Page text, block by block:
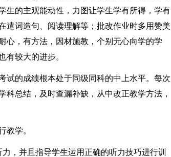
生的主观能动性，力图让学生学有所得，学有
遣词造句、阅读理解等；批改作业时多用赞美
心，有方法，因材施教，个别无心向学的学
有较大的进步。
的成绩根本处于同级同科的中上水平。每次
总结，及时查漏补缺，从中改正教学方法，
学。
并且指导学生运用正确的听力技巧进行训